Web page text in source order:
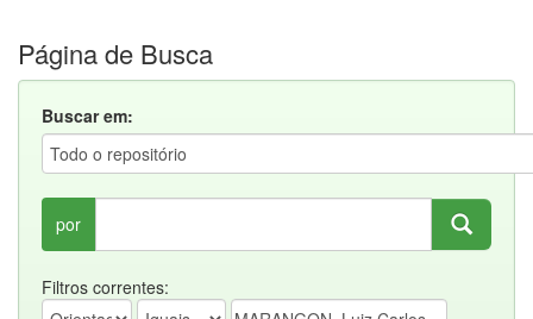
Página de Busca
Buscar em:
por
Filtros correntes: